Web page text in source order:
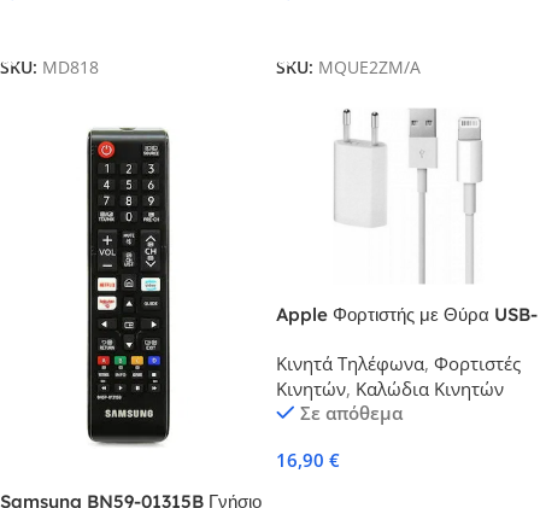
SKU: MD818
SKU: MQUE2ZM/A
Samsung BN59-01315B Γνήσιο
Apple Φορτιστής με Θύρα USB-
Λευκός (Lightning Cable &
Wall Adapter)
Κινητά Τηλέφωνα, Φορτιστές
Κινητών, Καλώδια Κινητών
Σε απόθεμα
16,90 €